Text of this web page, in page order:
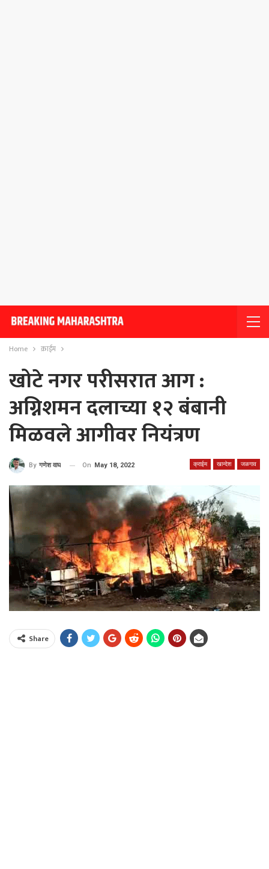
Home क्राईम
खोटे नगर परीसरात आग :
अग्निशमन दलाच्या १२ बंबानी
मिळवले आगीवर नियंत्रण
क्राईम खान्देश जळगाव
By गणेश वाघ On May 18, 2022
Share